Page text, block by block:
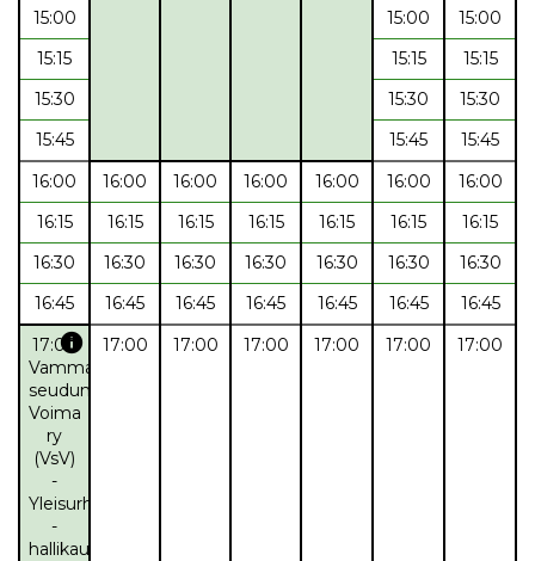
15:00
15:00
15:00
15:15
15:15
15:15
15:30
15:30
15:30
15:45
15:45
15:45
16:00
16:00 16:00 16:00 16:00 16:00
16:00
16:15
16:15 16:15 16:15 16:15 16:15
16:15
16:30
16:30 16:30 16:30 16:30 16:30
16:30
16:45
16:45 16:45 16:45 16:45 16:45
16:45
17:00info
Vammalan
seudun
Voima
ry
(VsV)
-
Yleisurheilu
-
hallikausi
17:00 17:00 17:00 17:00 17:00 17:00